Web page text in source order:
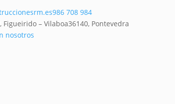
986 708 984
Figueirido – Vilaboa36140, Pontevedra
nosotros